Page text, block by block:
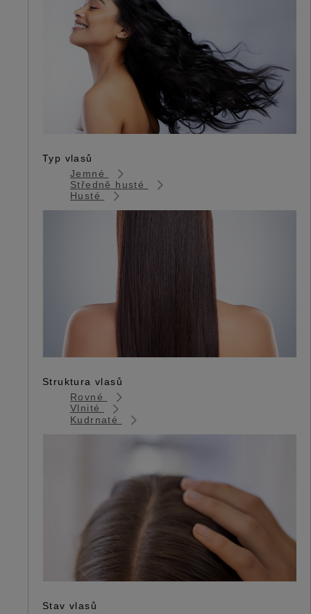
Typ vlasů
Jemné
Středně husté
Husté
Struktura vlasů
Rovné
Vlnité
Kudrnaté
Stav vlasů